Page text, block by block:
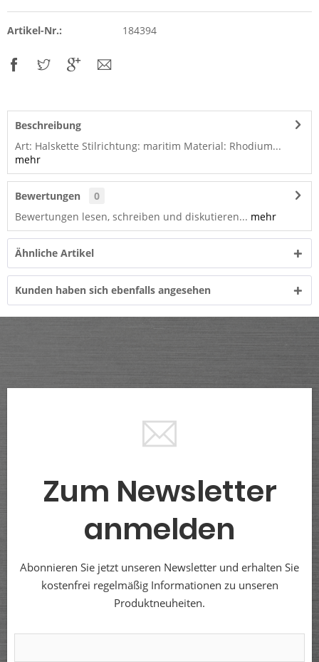
Artikel-Nr.: 184394
Beschreibung
Art: Halskette Stilrichtung: maritim Material: Rhodium...
mehr
Bewertungen
0
Bewertungen lesen, schreiben und diskutieren... mehr
Ähnliche Artikel
Kunden haben sich ebenfalls angesehen
Zum Newsletter
anmelden
Abonnieren Sie jetzt unseren Newsletter und erhalten Sie
kostenfrei regelmäßig Informationen zu unseren
Produktneuheiten.